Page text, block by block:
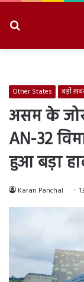
Other States बड़ी
असम के
AN-32
हुआ बड़ा
Karan Panchal